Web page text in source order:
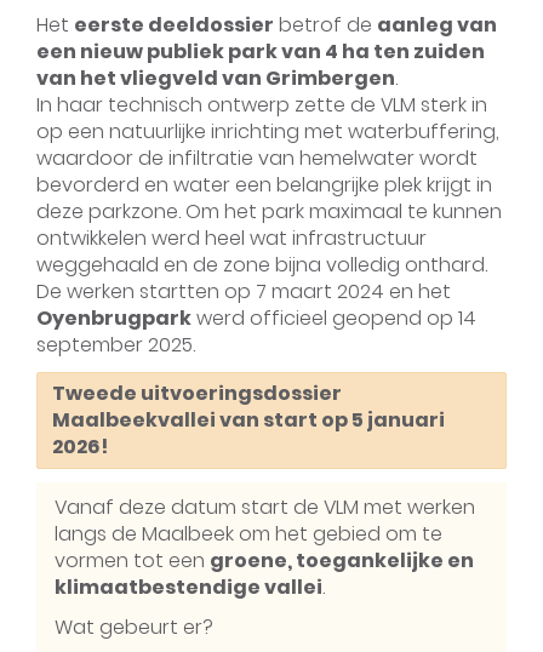
Het eerste deeldossier betrof de aanleg van
een nieuw publiek park van 4 ha ten zuiden
van het vliegveld van Grimbergen.
In haar technisch ontwerp zette de VLM sterk in
op een natuurlijke inrichting met waterbuffering,
waardoor de infiltratie van hemelwater wordt
bevorderd en water een belangrijke plek krijgt in
deze parkzone. Om het park maximaal te kunnen
ontwikkelen werd heel wat infrastructuur
weggehaald en de zone bijna volledig onthard.
De werken startten op 7 maart 2024 en het
Oyenbrugparkwerd officieel geopend op 14
september 2025.
Tweede uitvoeringsdossier
Maalbeekvallei van start op 5 januari
2026!
Vanaf deze datum start de VLM met werken
langs de Maalbeek om het gebied om te
vormen tot een groene, toegankelijke en
klimaatbestendige vallei.
Wat gebeurt er?